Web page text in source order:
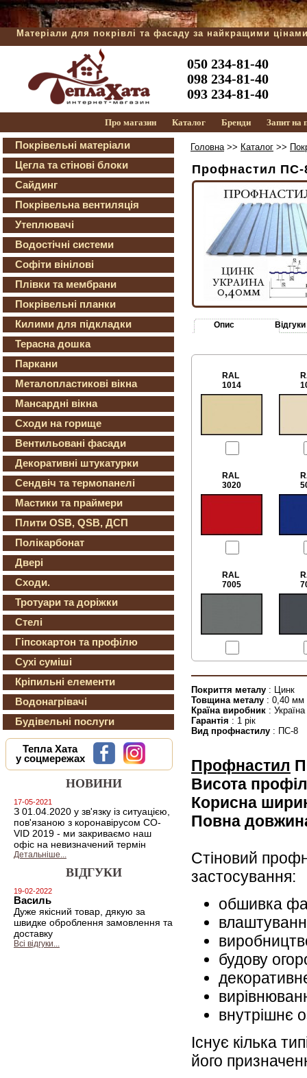
Матеріали для покрівлі та фасаду за найкращими
050 234-81-40
098 234-81-40
093 234-81-40
Про магазин Каталог Бренди Запит на
Покрівельні матеріали
Цегла та стінові блоки
Сайдинг
Покрівельна вентиляція
Утеплювачі
Водостічні системи
Софіти вінілові
Плівки та мембрани
Покрівельні планки
Килими для підкладки
Терасна дошка
Паркани
Металопластикові вікна
Мансардні вікна
Сходи на горище
Вентильовані фасади
Декоративні штукатурки
Сендвіч та термопанелі
Мастики та праймери
Плити OSB, QSB, ДСП
Полікарбонат
Двері
Сходи.
Тротуари та доріжки
Стелі
Гіпсокартон та профілю
Сухі суміші
Кріпильні елементи
Водонагрівачі
Будівельні послуги
Тепла Хата
у соцмережах
НОВИНИ
17-05-2021
З 01.04.2020 у зв'язку із ситуацією,
пов'язаною з коронавірусом CO-
VID 2019 - ми закриваємо наш
офіс на невизначений термін
Детальніше...
ВІДГУКИ
19-02-2022
Василь
Дуже якісний товар, дякую за
швидке оброблення замовлення та
доставку
Всі відгуки...
Головна>> Каталог >>
Профнастил ПС-
Опис Відгуки
RAL
1014
RAL
3020
RAL
7005
Покриття металу : Цинк
Товщина металу : 0,40 мм
Країна виробник : Україна
Гарантія : 1 рік
Вид профнастилу : ПС-8
Профнастил
Висота
Корисна
Повна
Стіновий
застосування:
обшивка
будову
внутрішнє
Існує кілька
його